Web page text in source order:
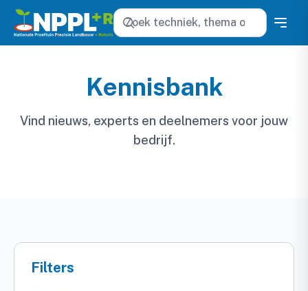
Zoeken
Kennisbank
Vind nieuws, experts en deelnemers voor jouw
bedrijf.
Filters